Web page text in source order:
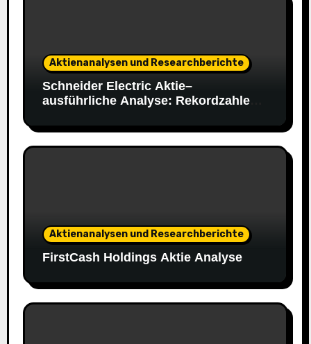
Aktienanalysen und Researchberichte
Schneider Electric Aktie–
ausführliche Analyse: Rekordzahlen,
Aktienanalysen und Researchberichte
FirstCash Holdings Aktie Analyse